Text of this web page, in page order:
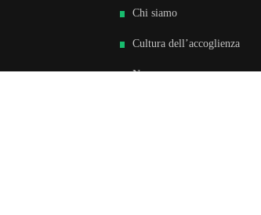
Chi siamo
Cultura dell’accoglienza
News